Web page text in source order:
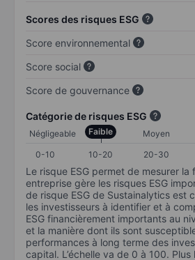
Scores des risques ESG
Score environnemental
Score social
Score de gouvernance
Catégorie de risques ESG
Négligeable Faible Moyen
0-10
10-20 20-30
Le risque ESG permet de mesurer la
entreprise gère les risques ESG
de risque ESG de Sustainalytics est
les investisseurs à identifier et à
ESG financièrement importants au
et la manière dont ils sont
performances à long terme des
capital. L’échelle va de 0 à 100.